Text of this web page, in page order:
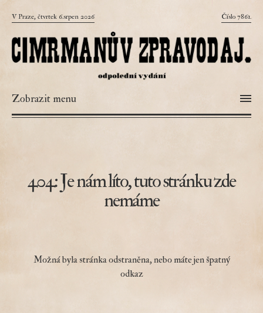
V Praze, čtvrtek 6.srpen 2026 Číslo 7861.
Zobrazit menu
404: Je nám líto, tuto stránku zde
nemáme
Možná byla stránka odstraněna, nebo máte jen špatný
odkaz